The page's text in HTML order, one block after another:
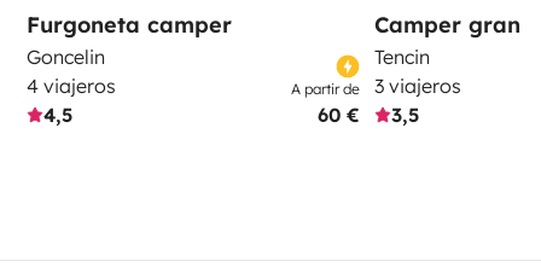
Furgoneta camper
Goncelin
4 viajeros
4,5
A partir de
60 €
Camper gran
Tencin
3 viajeros
3,5